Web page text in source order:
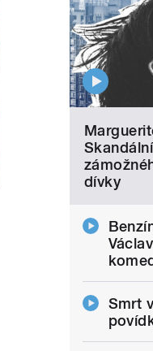
dívky
Smrt